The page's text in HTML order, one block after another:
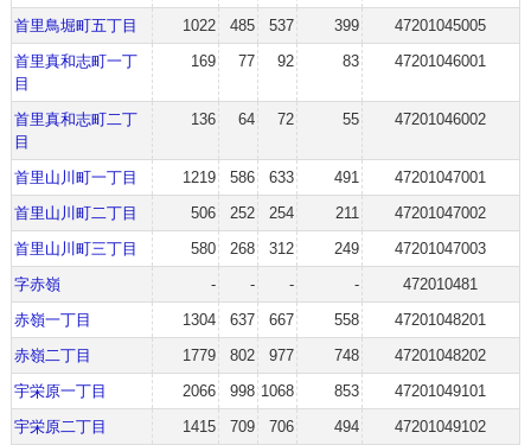
首里鳥堀町五丁目
1022 485 537 399
47201045005
首里真和志町一丁
目
169 77 92 83 47201046001
首里真和志町二丁
目
136 64 72 55 47201046002
首里山川町一丁目 1219 586 633 491
47201047001
首里山川町二丁目
506 252 254 211
47201047002
首里山川町三丁目
580 268 312 249
47201047003
字赤嶺
- - - -
472010481
赤嶺一丁目
1304 637 667 558
47201048201
赤嶺二丁目
1779 802 977 748
47201048202
宇栄原一丁目
2066 998 1068 853
47201049101
宇栄原二丁目
1415 709 706 494
47201049102